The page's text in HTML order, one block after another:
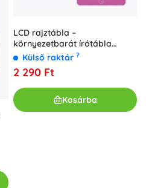
LCD rajztábla –
környezetbarát írótábla
gyerekeknek
Külső raktár ?
2 290 Ft
Kosárba